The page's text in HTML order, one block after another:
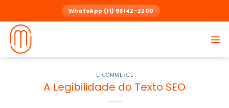
content
WhatsApp (11) 96142-2200
E-COMMERCE
A Legibilidade do Texto SEO